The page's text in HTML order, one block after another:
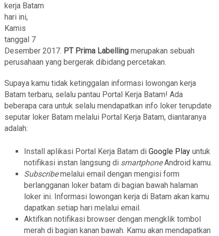
kerja Batam
hari ini,
Kamis
tanggal 7
Desember 2017. PT Prima Labellingmerupakan sebuah
perusahaan yang bergerak dibidang percetakan.
Supaya kamu tidak ketinggalan informasi lowongan kerja
Batam terbaru, selalu pantau Portal Kerja Batam! Ada
beberapa cara untuk selalu mendapatkan info loker terupdate
seputar loker Batam melalui Portal Kerja Batam, diantaranya
adalah:
Install aplikasi Portal Kerja Batam di Google Playuntuk
notifikasi instan langsung di smartphoneAndroid kamu.
Subscribemelalui email dengan mengisi form
berlangganan loker batam di bagian bawah halaman
loker ini. Informasi lowongan kerja di Batam akan kamu
dapatkan setiap hari melalui email.
Aktifkan notifikasi browser dengan mengklik tombol
merah di bagian kanan bawah. Kamu akan mendapatkan